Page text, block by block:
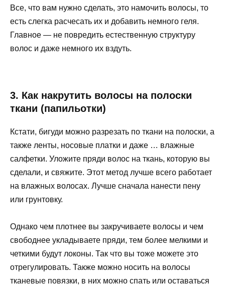
Все, что вам нужно сделать, это намочить волосы, то
есть слегка расчесать их и добавить немного геля.
Главное — не повредить естественную структуру
волос и даже немного их вздуть.
3. Как накрутить волосы на полоски
ткани (папильотки)
Кстати, бигуди можно разрезать по ткани на полоски, а
также ленты, носовые платки и даже … влажные
салфетки. Уложите пряди волос на ткань, которую вы
сделали, и свяжите. Этот метод лучше всего работает
на влажных волосах. Лучше сначала нанести пену
или грунтовку.
Однако чем плотнее вы закручиваете волосы и чем
свободнее укладываете пряди, тем более мелкими и
четкими будут локоны. Так что вы тоже можете это
отрегулировать. Также можно носить на волосы
тканевые повязки, в них можно спать или оставаться